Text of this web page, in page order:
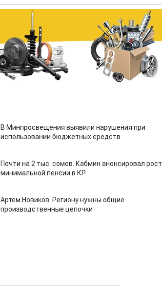
В Минпросвещения выявили нарушения при
использовании бюджетных средств
Почти на 2 тыс. сомов. Кабмин анонсировал рост
минимальной пенсии в КР
Артем Новиков: Региону нужны общие
производственные цепочки